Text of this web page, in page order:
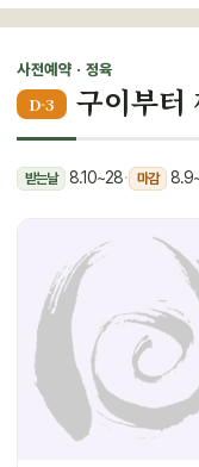
사전예약 · 정육
D-3 구이부터
받는날 8.10~28· 마감